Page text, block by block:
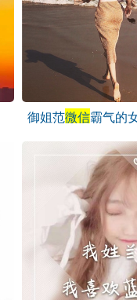
御姐范微信霸气的